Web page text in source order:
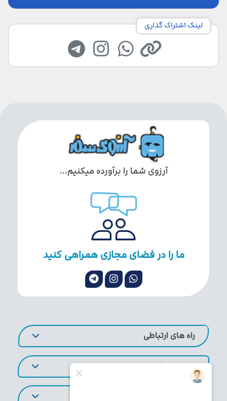
لینک اشتراک گذاری
آرزوی شما را برآورده میکنیم...
ما را در فضای مجازی همراهی کنید
راه های ارتباطی
لینک های کاربردی